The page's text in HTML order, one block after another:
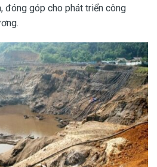
đóng góp cho phát triển công